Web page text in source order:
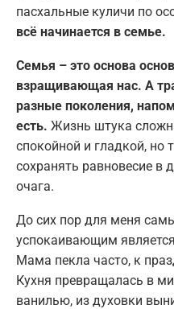
пасхальные куличи по
всё начинается в семье.
Семья – это основа
взращивающая нас. А
разные поколения,
есть. Жизнь штука
спокойной и гладкой, но
сохранять равновесие в
очага.
До сих пор для меня
успокаивающим является
Мама пекла часто, к
Кухня превращалась в
ванилью, из духовки